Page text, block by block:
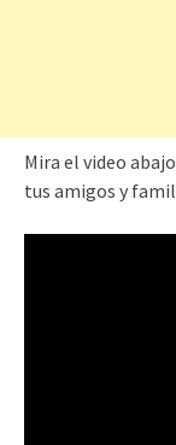
Mira el video
tus amigos y